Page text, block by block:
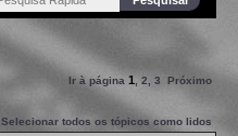
Ir à página 1 2 3 Próximo
Selecionar todos os tópicos como lidos